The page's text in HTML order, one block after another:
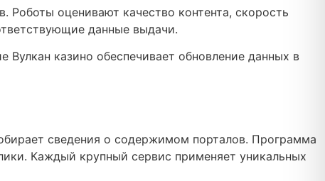
Роботы оценивают качество контента, скорость
данные выдачи.
казино обеспечивает обновление данных в
сведения о содержимом порталов. Программа
Каждый крупный сервис применяет уникальных